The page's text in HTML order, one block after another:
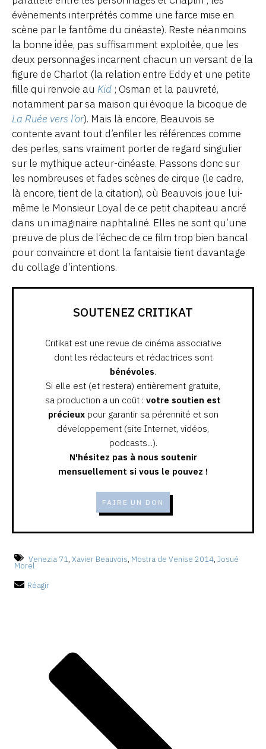
évènements interprétés comme une farce mise en
scène par le fantôme du cinéaste). Reste néanmoins
la bonne idée, pas suffisamment exploitée, que les
deux personnages incarnent chacun un versant de la
figure de Charlot (la relation entre Eddy et une petite
fille qui renvoie au Kid ; Osman et la pauvreté,
notamment par sa maison qui évoque la bicoque de
La Ruée vers l’or). Mais là encore, Beauvois se
contente avant tout d’enfiler les références comme
des perles, sans vraiment porter de regard singulier
sur le mythique acteur-cinéaste. Passons donc sur
les nombreuses et fades scènes de cirque (le cadre,
là encore, tient de la citation), où Beauvois joue lui-
même le Monsieur Loyal de ce petit chapiteau ancré
dans un imaginaire naphtaliné. Elles ne sont qu’une
preuve de plus de l’échec de ce film trop bien bancal
pour convaincre et dont la fantaisie tient davantage
du collage d’intentions.
SOUTENEZ CRITIKAT
Critikat est une revue de cinéma associative
dont les rédacteurs et rédactrices sont
bénévoles.
Si elle est (et restera) entièrement gratuite,
sa production a un coût : votre soutien est
précieuxpour garantir sa pérennité et son
développement (site Internet, vidéos,
podcasts...).
N'hésitez pas à nous soutenir
mensuellement si vous le pouvez !
FAIRE UN DON
Venezia 71 Xavier Beauvois Mostra de Venise 2014, Josué
Morel
Réagir